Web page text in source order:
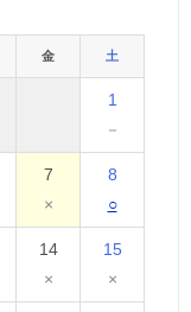
金 土
1
－
7
×
8
○
14
×
15
×